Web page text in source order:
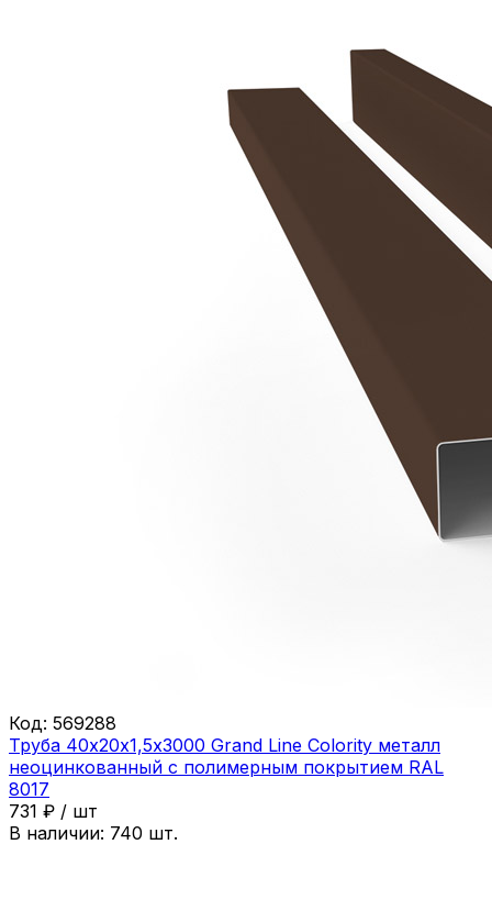
Код: 569288
Труба 40х20х1,5х3000 Grand Line Colority металл
неоцинкованный с полимерным покрытием RAL
8017
731 ₽ / шт
В наличии: 740 шт.